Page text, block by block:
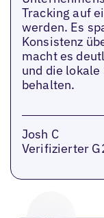
Tracking auf
werden. Es
Konsistenz
macht es
und die
behalten.
Josh C
Verifizierter